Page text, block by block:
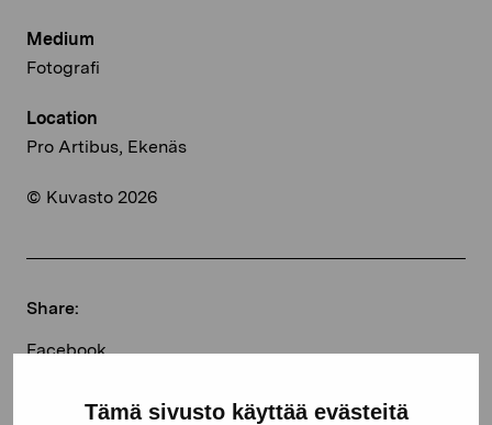
Tämä sivusto käyttää evästeitä
Medium
Fotografi
Location
Pro Artibus, Ekenäs
© Kuvasto 2026
Share:
Facebook